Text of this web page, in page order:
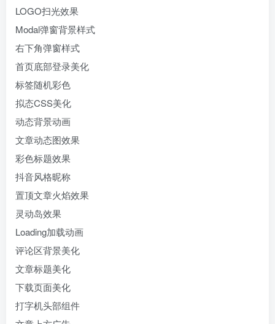
LOGO扫光效果
Modal弹窗背景样式
右下角弹窗样式
首页底部登录美化
标签随机彩色
拟态CSS美化
动态背景动画
文章动态图效果
彩色标题效果
抖音风格昵称
置顶文章火焰效果
灵动岛效果
Loading加载动画
评论区背景美化
文章标题美化
下载页面美化
打字机头部组件